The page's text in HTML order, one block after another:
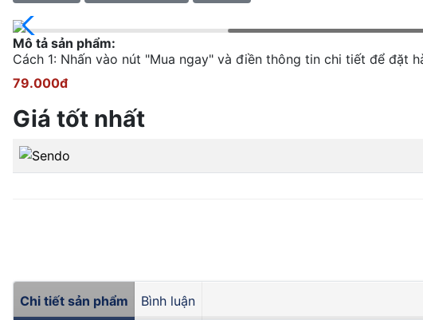
Mô tả sản phẩm:
Cách 1: Nhấn vào nút "Mua ngay" và điền thông tin chi tiết để đặt
79.000đ
Giá tốt nhất
Chi tiết sản phẩm Bình luận